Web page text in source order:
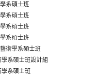
系碩士班
系碩士班
系碩士班
系碩士班
術學系碩士班
系碩士班設計組
系碩士班